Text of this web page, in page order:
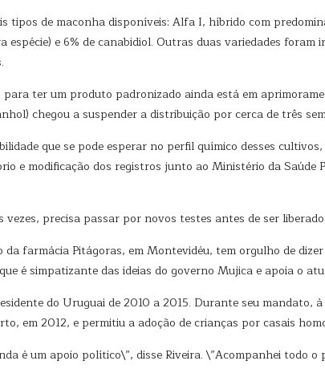
tipos de maconha disponíveis: Alfa I, híbrido com
espécie) e 6% de canabidiol. Outras duas variedades
para ter um produto padronizado ainda está em
chegou a suspender a distribuição por cerca de três
que se pode esperar no perfil químico desses
e modificação dos registros junto ao Ministério da Saúde
vezes, precisa passar por novos testes antes de ser
da farmácia Pitágoras, em Montevidéu, tem orgulho de
é simpatizante das ideias do governo Mujica e apoia o
do Uruguai de 2010 a 2015. Durante seu
em 2012, e permitiu a adoção de crianças por casais
é um apoio político\”, disse Riveira. \”Acompanhei todo